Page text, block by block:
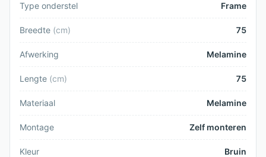
Type onderstel Frame
Breedte (cm) 75
Afwerking Melamine
Lengte (cm) 75
Materiaal Melamine
Montage Zelf monteren
Kleur Bruin